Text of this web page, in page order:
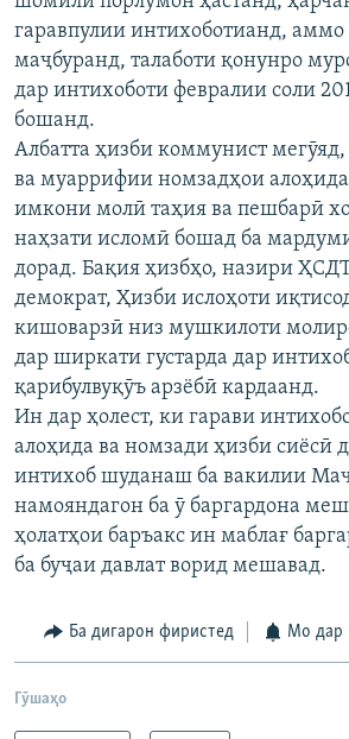
гаравпулии интихоботианд, аммо
маҷбуранд, талаботи қонунро
дар интихоботи февралии соли
бошанд.
Албатта ҳизби коммунист
ва муаррифии номзадҳои
имкони молӣ таҳия ва пешбарӣ
наҳзати исломӣ бошад ба
дорад. Бақия ҳизбҳо, назири
демократ, Ҳизби ислоҳоти
кишоварзӣ низ мушкилоти
дар ширкати густарда дар
қарибулвуқӯъ арзёбӣ кардаанд.
Ин дар ҳолест, ки гарави
алоҳида ва номзади ҳизби сиёсӣ
интихоб шуданаш ба вакилии
намояндагон ба ӯ баргардона
ҳолатҳои баръакс ин маблағ
ба буҷаи давлат ворид мешавад.
Ба дигарон фиристед Мо дар
Гӯшаҳо